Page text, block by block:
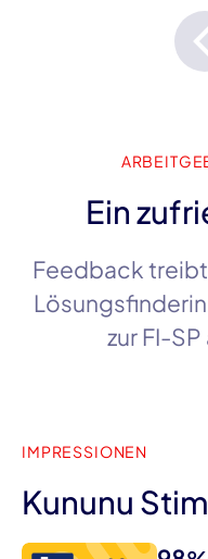
Ein
Feedback treibt
zurFI-SP
IMPRESSIONEN
Kununu